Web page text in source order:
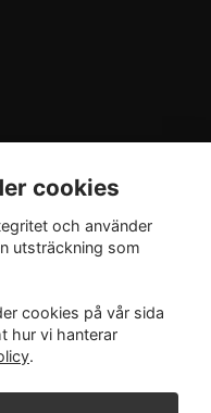
cookies
och använder
utsträckning som
cookies på vår sida
hur vi hanterar
.